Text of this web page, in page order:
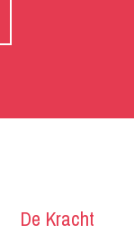
De Kracht